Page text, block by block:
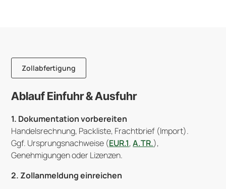
Zollabfertigung
Ablauf Einfuhr & Ausfuhr
1. Dokumentation vorbereiten
Handelsrechnung, Packliste, Frachtbrief (Import).
Ggf. Ursprungsnachweise (EUR.1,A.TR.),
Genehmigungen oder Lizenzen.
2. Zollanmeldung einreichen